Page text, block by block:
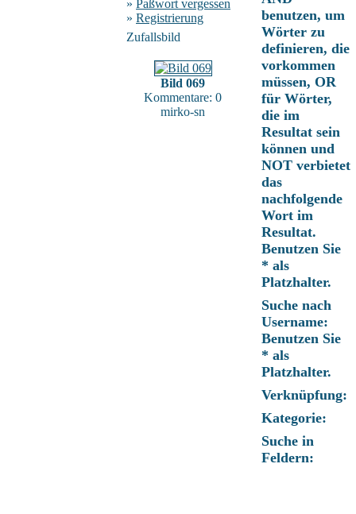
» Paßwort vergessen
» Registrierung
Zufallsbild
Bild 069
Kommentare: 0
mirko-sn
benutzen, um
Wörter zu
definieren, die
vorkommen
müssen, OR
für Wörter,
die im
Resultat sein
können und
NOT verbietet
das
nachfolgende
Wort im
Resultat.
Benutzen Sie
* als
Platzhalter.
Suche nach
Username:
Benutzen Sie
* als
Platzhalter.
Verknüpfung:
Kategorie:
Suche in
Feldern: